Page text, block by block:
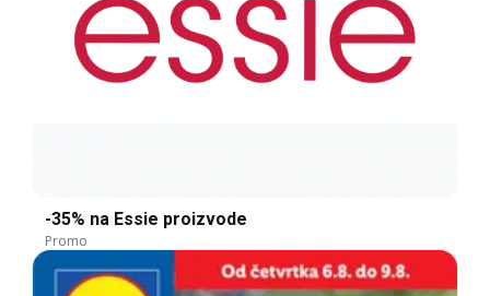
-35% na Essie proizvode
Promo